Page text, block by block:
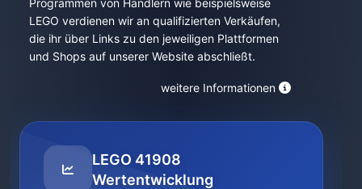
Programmen von Händlern wie beispielsweise
LEGO verdienen wir an qualifizierten Verkäufen,
die ihr über Links zu den jeweiligen Plattformen
und Shops auf unserer Website abschließt.
weitere Informationen
LEGO 41908
Wertentwicklung